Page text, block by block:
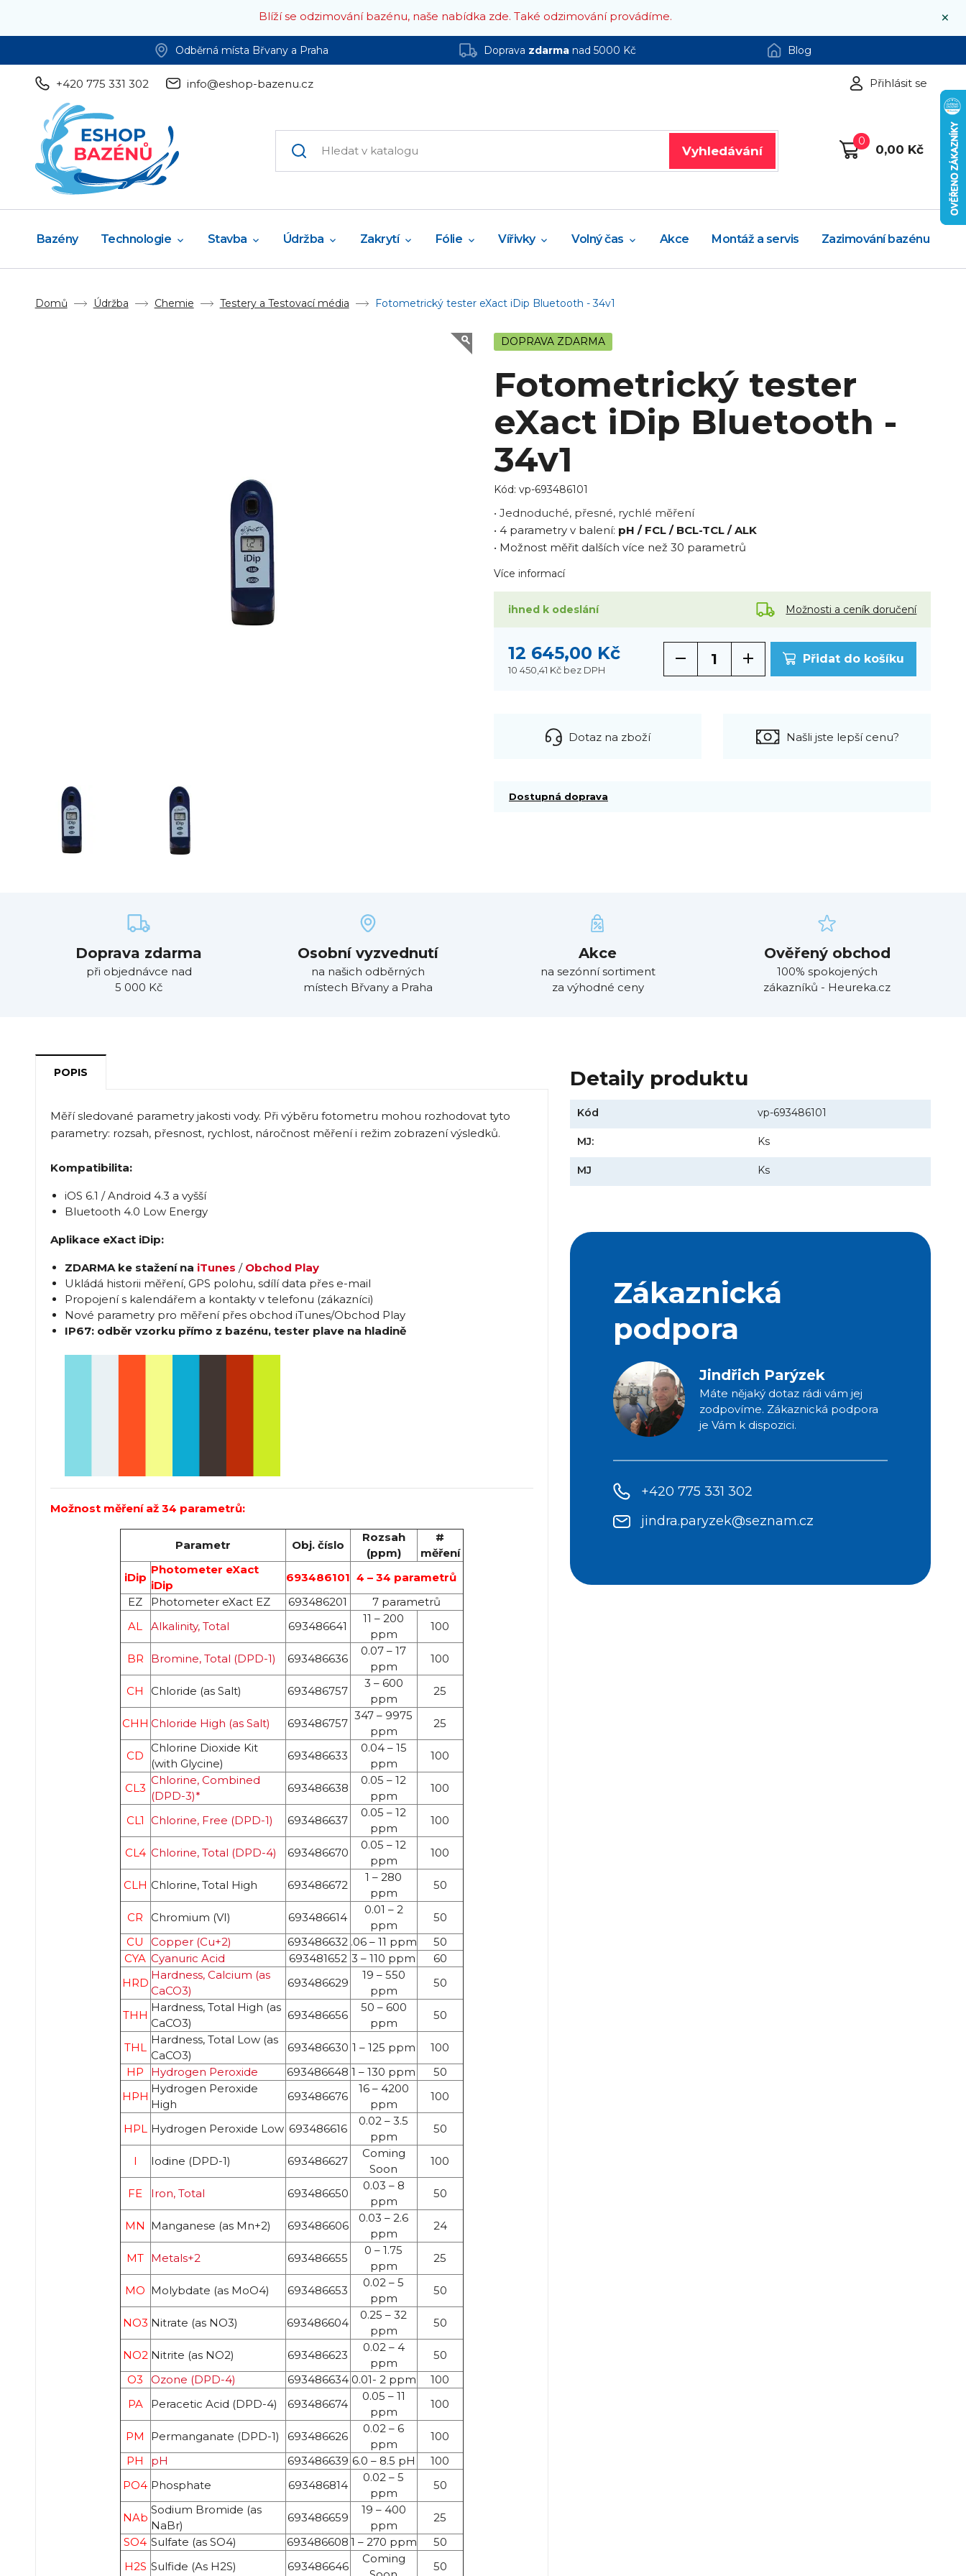
×
Blíží se odzimování bazénu, naše nabídka zde. Také odzimování provádíme.
Odběrná místa Břvany a Praha Doprava zdarmanad 5000 Kč Blog
+420 775 331 302 info@eshop-bazenu.cz Přihlásit se
Vyhledávání
0
0,00 Kč
Bazény Technologie Stavba Údržba Zakrytí Fólie Vířivky Volný čas Akce Montáž a servis Zazimování bazénu
Domů Údržba Chemie Testery a Testovací média Fotometrický tester eXact iDip Bluetooth - 34v1
DOPRAVA ZDARMA
Fotometrický tester
eXact iDip Bluetooth -
34v1
Kód: vp-693486101
• Jednoduché, přesné, rychlé měření
• 4 parametry v balení: pH / FCL / BCL-TCL / ALK
• Možnost měřit dalších více než 30 parametrů
Více informací
ihned k odeslání Možnosti a ceník doručení
12 645,00 Kč
10 450,41 Kč bez DPH
Přidat do košíku
Dotaz na zboží Našli jste lepší cenu?
Dostupná doprava
Doprava zdarma
při objednávce nad
5 000 Kč
Osobní vyzvednutí
na našich odběrných
místech Břvany a Praha
Akce
na sezónní sortiment
za výhodné ceny
Ověřený obchod
100% spokojených
zákazníků - Heureka.cz
POPIS
Měří sledované parametry jakosti vody. Při výběru fotometru mohou rozhodovat tyto
parametry: rozsah, přesnost, rychlost, náročnost měření i režim zobrazení výsledků.
Kompatibilita:
iOS 6.1 / Android 4.3 a vyšší
Bluetooth 4.0 Low Energy
Aplikace eXact iDip:
ZDARMA ke stažení na iTunes / Obchod Play
Ukládá historii měření, GPS polohu, sdílí data přes e-mail
Propojení s kalendářem a kontakty v telefonu (zákazníci)
Nové parametry pro měření přes obchod iTunes/Obchod Play
IP67: odběr vzorku přímo z bazénu, tester plave na hladině
Možnost měření až 34 parametrů:
Parametr Obj. číslo
Rozsah
(ppm)
#
měření
iDip
Photometer eXact
iDip
693486101 4 – 34 parametrů
EZ
Photometer eXact EZ 693486201
7 parametrů
AL
Alkalinity, Total 693486641
11 – 200
ppm
100
BR Bromine, Total (DPD-1) 693486636
0.07 – 17
ppm
100
CH Chloride (as Salt) 693486757
3 – 600
ppm
25
CHH Chloride High (as Salt) 693486757
347 – 9975
ppm
25
CD
Chlorine Dioxide Kit
(with Glycine)
693486633
0.04 – 15
ppm
100
CL3
Chlorine, Combined
(DPD-3)*
693486638
0.05 – 12
ppm
100
CL1 Chlorine, Free (DPD-1) 693486637
0.05 – 12
ppm
100
CL4 Chlorine, Total (DPD-4) 693486670
0.05 – 12
ppm
100
CLH Chlorine, Total High 693486672
1 – 280
ppm
50
CR Chromium (VI) 693486614
0.01 – 2
ppm
50
CU
Copper (Cu+2) 693486632 .06 – 11 ppm
50
CYA Cyanuric Acid 693481652 3 – 110 ppm
60
HRD
Hardness, Calcium (as
CaCO3)
693486629
19 – 550
ppm
50
THH
Hardness, Total High (as
CaCO3)
693486656
50 – 600
ppm
50
THL
Hardness, Total Low (as
CaCO3)
693486630 1 – 125 ppm
100
HP
Hydrogen Peroxide 693486648 1 – 130 ppm
50
HPH
Hydrogen Peroxide
High
693486676
16 – 4200
ppm
100
HPL Hydrogen Peroxide Low 693486616
0.02 – 3.5
ppm
50
I Iodine (DPD-1) 693486627
Coming
Soon
100
FE Iron, Total 693486650
0.03 – 8
ppm
50
MN Manganese (as Mn+2) 693486606
0.03 – 2.6
ppm
24
MT Metals+2 693486655
0 – 1.75
ppm
25
MO Molybdate (as MoO4) 693486653
0.02 – 5
ppm
50
NO3 Nitrate (as NO3) 693486604
0.25 – 32
ppm
50
NO2 Nitrite (as NO2) 693486623
0.02 – 4
ppm
50
O3
Ozone (DPD-4) 693486634 0.01- 2 ppm
100
PA
Peracetic Acid (DPD-4) 693486674
0.05 – 11
ppm
100
PM Permanganate (DPD-1) 693486626
0.02 – 6
ppm
100
PH
pH 693486639 6.0 – 8.5 pH
100
PO4 Phosphate 693486814
0.02 – 5
ppm
50
NAb
Sodium Bromide (as
NaBr)
693486659
19 – 400
ppm
25
SO4 Sulfate (as SO4) 693486608 1 – 270 ppm
50
H2S Sulfide (As H2S) 693486646
Coming
50
Detaily produktu
Kód vp-693486101
MJ: Ks
MJ Ks
Zákaznická
podpora
Jindřich Parýzek
Máte nějaký dotaz rádi vám jej
zodpovíme. Zákaznická podpora
je Vám k dispozici.
+420 775 331 302
jindra.paryzek@seznam.cz